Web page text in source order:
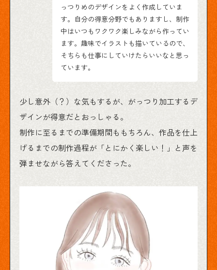
っつりめのデザインをよく作成していま
す。自分の得意分野でもありますし、制作
中はいつもワクワク楽しみながら作ってい
ます。趣味でイラストも描いているので、
そちらも仕事にしていけたらいいなと思っ
ています。
少し意外（？）な気もするが、がっつり加工するデ
ザインが得意だとおっしゃる。
制作に至るまでの準備期間ももちろん、作品を仕上
げるまでの制作過程が「とにかく楽しい！」と声を
弾ませながら答えてくださった。